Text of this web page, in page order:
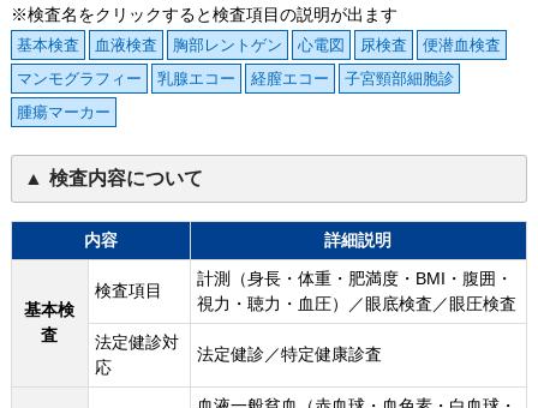
※検査名をクリックすると検査項目の説明が出ます
基本検査 血液検査 胸部レントゲン 心電図 尿検査
便潜血検査
マンモグラフィー
乳腺エコー 経膣エコー
子宮頸部細胞診
腫瘍マーカー
検査内容について
内容 詳細説明
基本検
査
検査項目
計測（身長・体重・肥満度・BMI・腹囲・
視力・聴力・血圧）／眼底検査／眼圧検査
法定健診対
応
法定健診／特定健康診査